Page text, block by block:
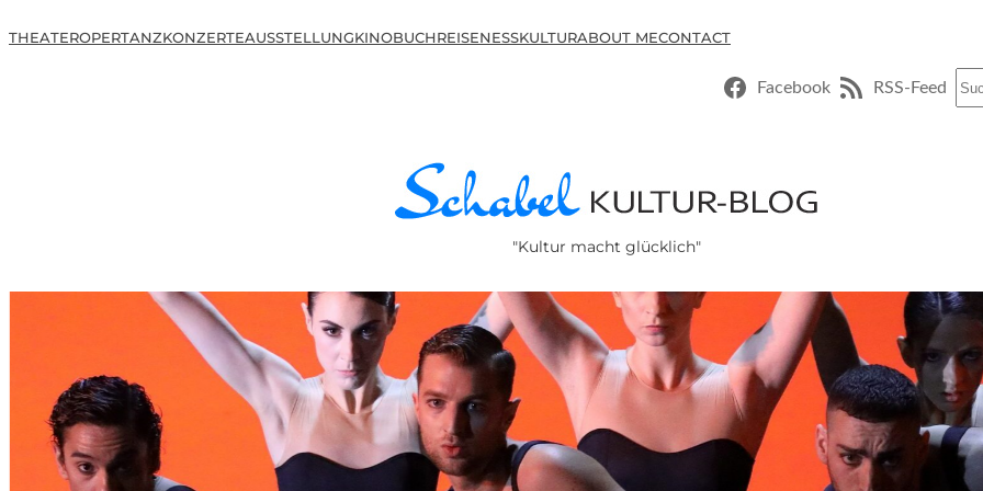
THEATEROPERTANZKONZERTEAUSSTELLUNGKINOBUCHREISENESSKULTURABOUT MECONTACT
Facebook RSS-Feed
"Kultur macht glücklich"